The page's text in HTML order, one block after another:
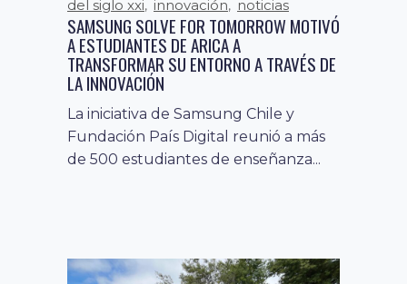
del siglo xxi, innovación, noticias
SAMSUNG SOLVE FOR TOMORROW MOTIVÓ
A ESTUDIANTES DE ARICA A
TRANSFORMAR SU ENTORNO A TRAVÉS DE
LA INNOVACIÓN
La iniciativa de Samsung Chile y
Fundación País Digital reunió a más
de 500 estudiantes de enseñanza...
habilidades digitales,educación,
habilidades del siglo xxi , innovación,
noticias
SOLVE FOR TOMORROW CHILE ANUNCIA A
LOS 10 EQUIPOS SEMIFINALISTAS QUE SE
ENFRENTARÁN EN LA FASE DE VOTACIÓN
POPULAR
Los equipos representan a las